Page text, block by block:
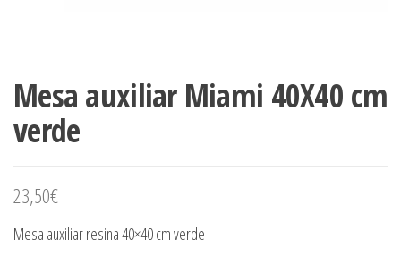
Mesa auxiliar Miami 40X40 cm
verde
23,50€
Mesa auxiliar resina 40×40 cm verde